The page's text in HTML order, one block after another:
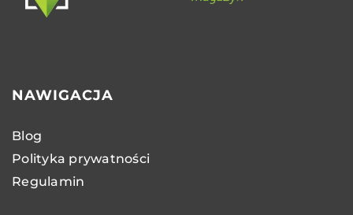
NAWIGACJA
Blog
Polityka prywatności
Regulamin